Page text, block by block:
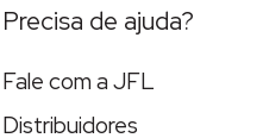
Precisa de ajuda?
Fale com a JFL
Distribuidores